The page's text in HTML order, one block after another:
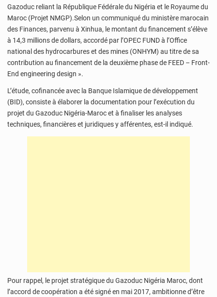
Gazoduc reliant la République Fédérale du Nigéria et le Royaume du
Maroc (Projet NMGP).Selon un communiqué du ministère marocain
des Finances, parvenu à Xinhua, le montant du financement s’élève
à 14,3 millions de dollars, accordé par l’OPEC FUND à l’Office
national des hydrocarbures et des mines (ONHYM) au titre de sa
contribution au financement de la deuxième phase de FEED – Front-
End engineering design ».
L’étude, cofinancée avec la Banque Islamique de développement
(BID), consiste à élaborer la documentation pour l’exécution du
projet du Gazoduc Nigéria-Maroc et à finaliser les analyses
techniques, financières et juridiques y afférentes, est-il indiqué.
Pour rappel, le projet stratégique du Gazoduc Nigéria Maroc, dont
l’accord de coopération a été signé en mai 2017, ambitionne d’être